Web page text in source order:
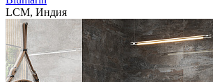
LCM, Индия